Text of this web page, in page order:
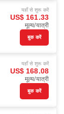
यहाँ से शुरू करें
US$ 161.33
मूल्य/यात्री
बुक करें
यहाँ से शुरू करें
US$ 168.08
मूल्य/यात्री
बुक करें